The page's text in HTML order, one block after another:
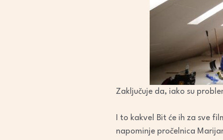
Zaključuje da, iako su
I to kakve! Bit će ih za sve
napominje pročelnica